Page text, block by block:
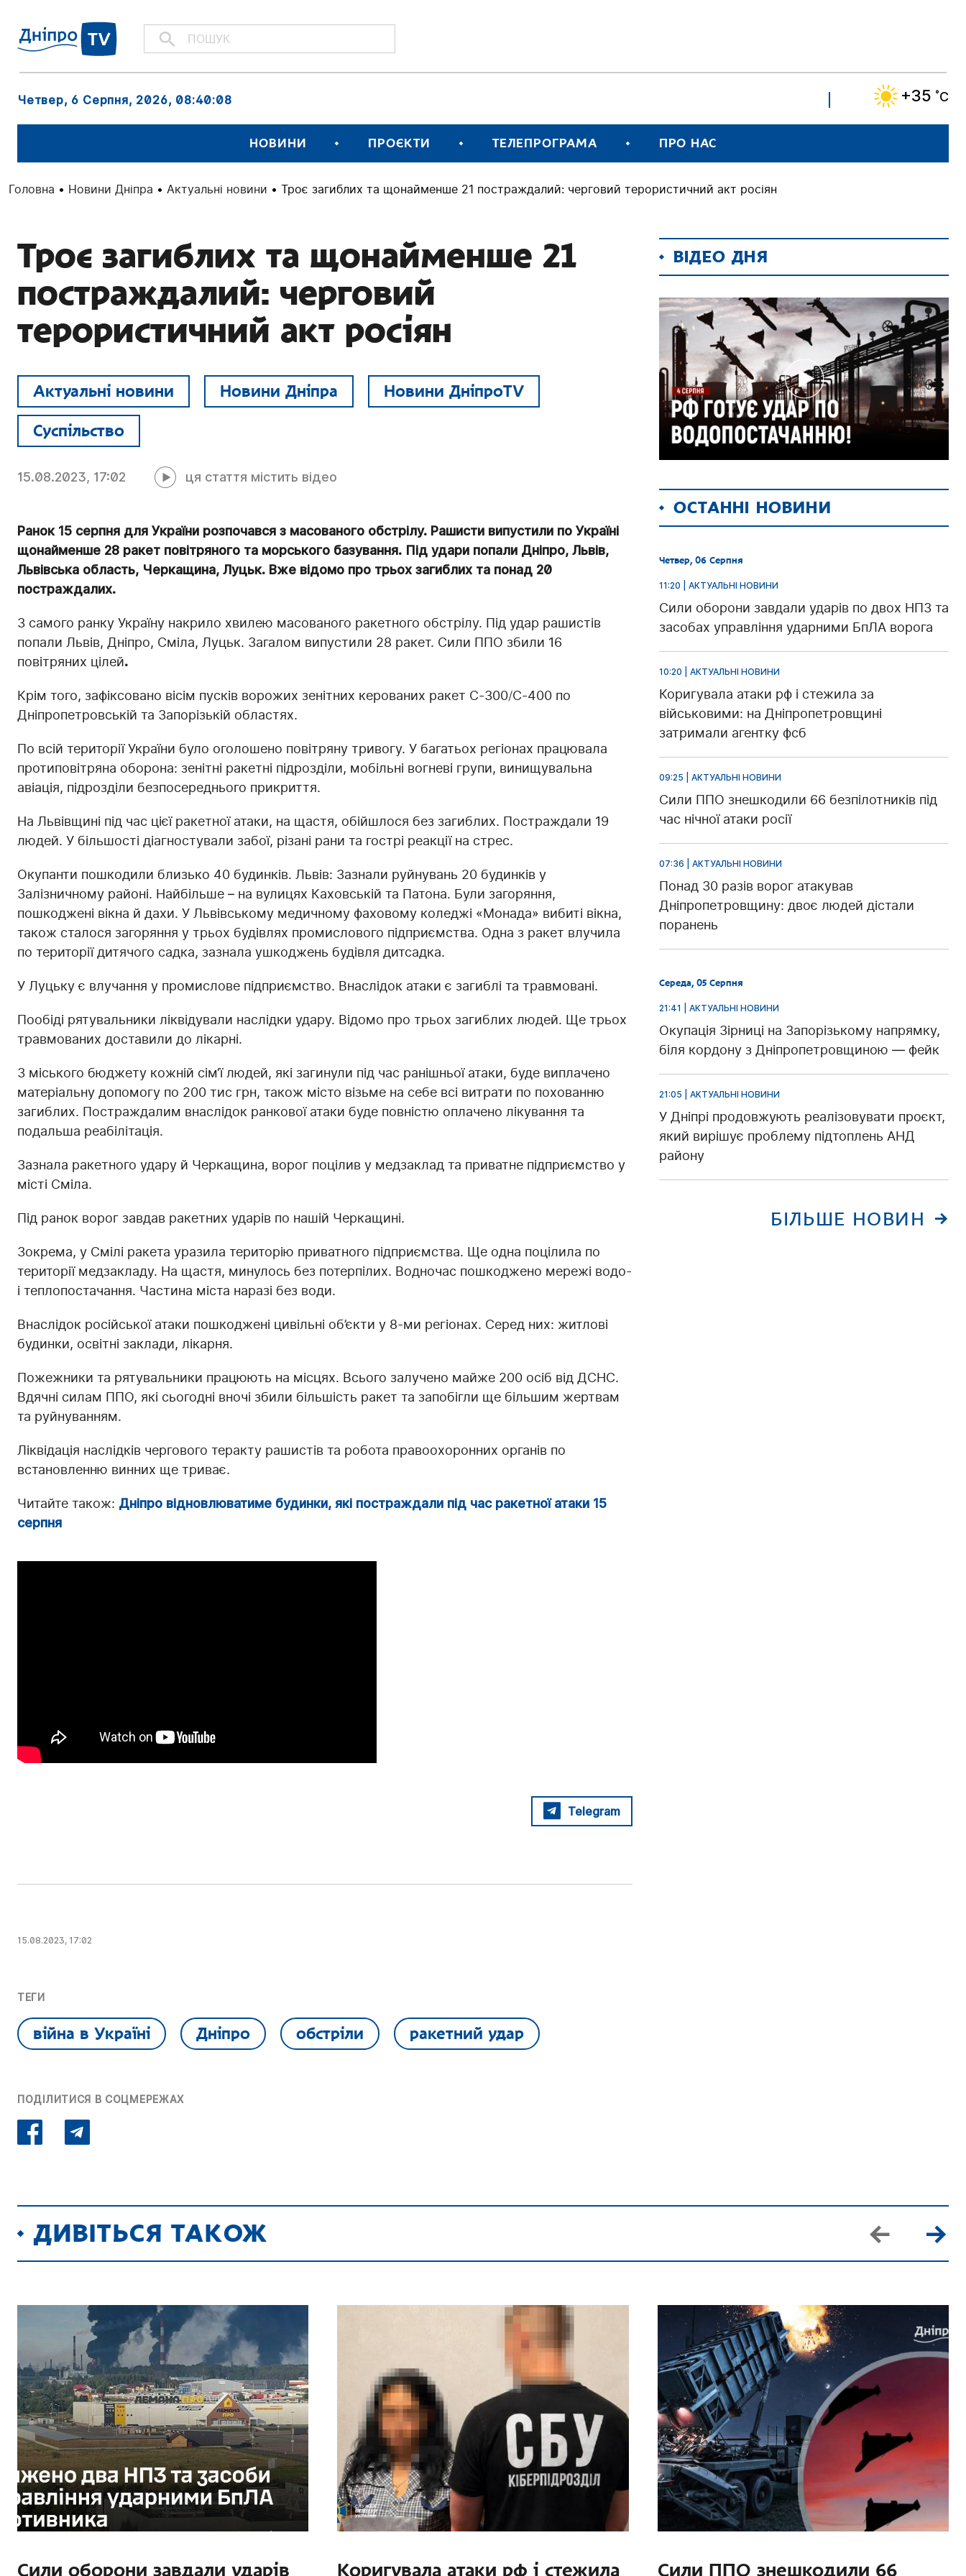
Четвер, 6 Серпня, 2026, 08:40:09 +35 ˚C
НОВИНИ ПРОЄКТИ ТЕЛЕПРОГРАМА ПРО НАС
Головна • Новини Дніпра • Актуальні новини • Троє загиблих та щонайменше 21 постраждалий: черговий терористичний акт росіян
Троє загиблих та щонайменше 21
постраждалий: черговий
терористичний акт росіян
Актуальні новини Новини Дніпра Новини ДніпроTV
Суспільство
15.08.2023, 17:02 ця стаття містить відео
Ранок 15 серпня для України розпочався з масованого обстрілу. Рашисти випустили по Україні
щонайменше 28 ракет повітряного та морського базування. Під удари попали Дніпро, Львів,
Львівська область, Черкащина, Луцьк. Вже відомо про трьох загиблих та понад 20
постраждалих.
З самого ранку Україну накрило хвилею масованого ракетного обстрілу. Під удар рашистів
попали Львів, Дніпро, Сміла, Луцьк. Загалом випустили 28 ракет. Сили ППО збили 16
повітряних цілей.
Крім того, зафіксовано вісім пусків ворожих зенітних керованих ракет С-300/С-400 по
Дніпропетровській та Запорізькій областях.
По всій території України було оголошено повітряну тривогу. У багатьох регіонах працювала
протиповітряна оборона: зенітні ракетні підрозділи, мобільні вогневі групи, винищувальна
авіація, підрозділи безпосереднього прикриття.
На Львівщині під час цієї ракетної атаки, на щастя, обійшлося без загиблих. Постраждали 19
людей. У більшості діагностували забої, різані рани та гострі реакції на стрес.
Окупанти пошкодили близько 40 будинків. Львів: ️Зазнали руйнувань 20 будинків у
Залізничному районі. Найбільше – на вулицях Каховській та Патона. Були загоряння,
пошкоджені вікна й дахи. У Львівському медичному фаховому коледжі «Монада» вибиті вікна,
також сталося загоряння у трьох будівлях промислового підприємства. Одна з ракет влучила
по території дитячого садка, зазнала ушкоджень будівля дитсадка.
У Луцьку є влучання у промислове підприємство. Внаслідок атаки є загиблі та травмовані.
Пообіді рятувальники ліквідували наслідки удару. Відомо про трьох загиблих людей. Ще трьох
травмованих доставили до лікарні.
З міського бюджету кожній сім‘ї людей, які загинули під час ранішньої атаки, буде виплачено
матеріальну допомогу по 200 тис грн, також місто візьме на себе всі витрати по похованню
загиблих. Постраждалим внаслідок ранкової атаки буде повністю оплачено лікування та
подальша реабілітація.
Зазнала ракетного удару й Черкащина, ворог поцілив у медзаклад та приватне підприємство у
місті Сміла.
Під ранок ворог завдав ракетних ударів по нашій Черкащині.
Зокрема, у Смілі ракета уразила територію приватного підприємства. Ще одна поцілила по
території медзакладу. На щастя, минулось без потерпілих. Водночас пошкоджено мережі водо-
і теплопостачання. Частина міста наразі без води.
Внаслідок російської атаки пошкоджені цивільні об’єкти у 8-ми регіонах. Серед них: житлові
будинки, освітні заклади, лікарня.
Пожежники та рятувальники працюють на місцях. Всього залучено майже 200 осіб від ДСНС.
Вдячні силам ППО, які сьогодні вночі збили більшість ракет та запобігли ще більшим жертвам
та руйнуванням.
Ліквідація наслідків чергового теракту рашистів та робота правоохоронних органів по
встановленню винних ще триває.
Читайте також: Дніпро відновлюватиме будинки, які постраждали під час ракетної атаки 15
серпня
Telegram
15.08.2023, 17:02
ТЕГИ
війна в Україні Дніпро обстріли ракетний удар
ПОДІЛИТИСЯ В СОЦМЕРЕЖАХ
ВІДЕО ДНЯ
ОСТАННІ НОВИНИ
Четвер, 06 Серпня
11:20 | АКТУАЛЬНІ НОВИНИ
Сили оборони завдали ударів по двох НПЗ та
засобах управління ударними БпЛА ворога
10:20 | АКТУАЛЬНІ НОВИНИ
Коригувала атаки рф і стежила за
військовими: на Дніпропетровщині
затримали агентку фсб
09:25 | АКТУАЛЬНІ НОВИНИ
Сили ППО знешкодили 66 безпілотників під
час нічної атаки росії
07:36 | АКТУАЛЬНІ НОВИНИ
Понад 30 разів ворог атакував
Дніпропетровщину: двоє людей дістали
поранень
Середа, 05 Серпня
21:41 | АКТУАЛЬНІ НОВИНИ
Окупація Зірниці на Запорізькому напрямку,
біля кордону з Дніпропетровщиною — фейк
21:05 | АКТУАЛЬНІ НОВИНИ
У Дніпрі продовжують реалізовувати проєкт,
який вирішує проблему підтоплень АНД
району
БІЛЬШЕ НОВИН
ДИВІТЬСЯ ТАКОЖ
Сили оборони завдали ударів Коригувала атаки рф і стежила Сили ППО знешкодили 66